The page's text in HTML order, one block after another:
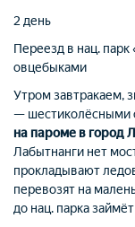
2 день
Переезд в нац.
овцебыками
Утром завтракаем,
— шестиколёсными
на пароме в город
Лабытнанги нет
прокладывают
перевозят на
до нац. парка